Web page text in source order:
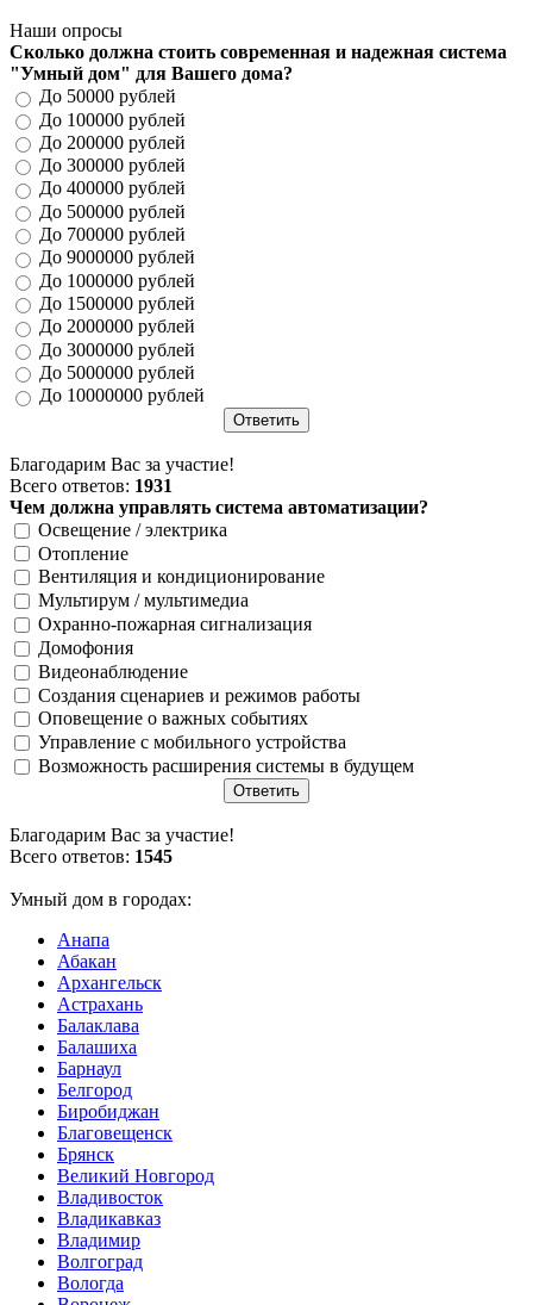
Наши опросы
Сколько должна стоить современная и надежная система
"Умный дом" для Вашего дома?
До 50000 рублей
До 100000 рублей
До 200000 рублей
До 300000 рублей
До 400000 рублей
До 500000 рублей
До 700000 рублей
До 9000000 рублей
До 1000000 рублей
До 1500000 рублей
До 2000000 рублей
До 3000000 рублей
До 5000000 рублей
До 10000000 рублей
Благодарим Вас за участие!
Всего ответов: 1931
Чем должна управлять система автоматизации?
Освещение / электрика
Отопление
Вентиляция и кондиционирование
Мультирум / мультимедиа
Охранно-пожарная сигнализация
Домофония
Видеонаблюдение
Создания сценариев и режимов работы
Оповещение о важных событиях
Управление с мобильного устройства
Возможность расширения системы в будущем
Благодарим Вас за участие!
Всего ответов: 1545
Умный дом в городах:
Анапа
Абакан
Архангельск
Астрахань
Балаклава
Балашиха
Барнаул
Белгород
Биробиджан
Благовещенск
Брянск
Великий Новгород
Владивосток
Владикавказ
Владимир
Волгоград
Вологда